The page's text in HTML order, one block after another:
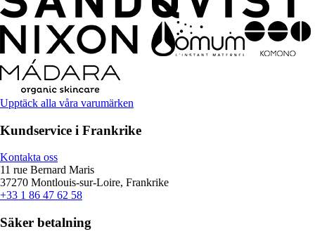
Upptäck alla våra varumärken
Kundservice i Frankrike
Kontakta oss
11 rue Bernard Maris
37270 Montlouis-sur-Loire, Frankrike
+33 1 86 47 62 58
Säker betalning